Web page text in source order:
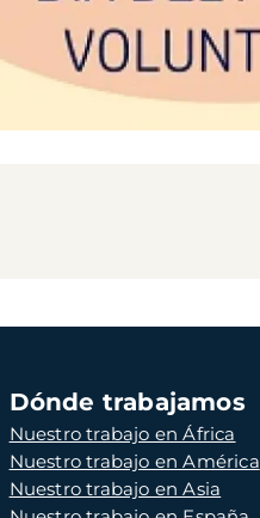
Dónde trabajamos
Nuestro trabajo en África
Nuestro trabajo en América
Nuestro trabajo en Asia